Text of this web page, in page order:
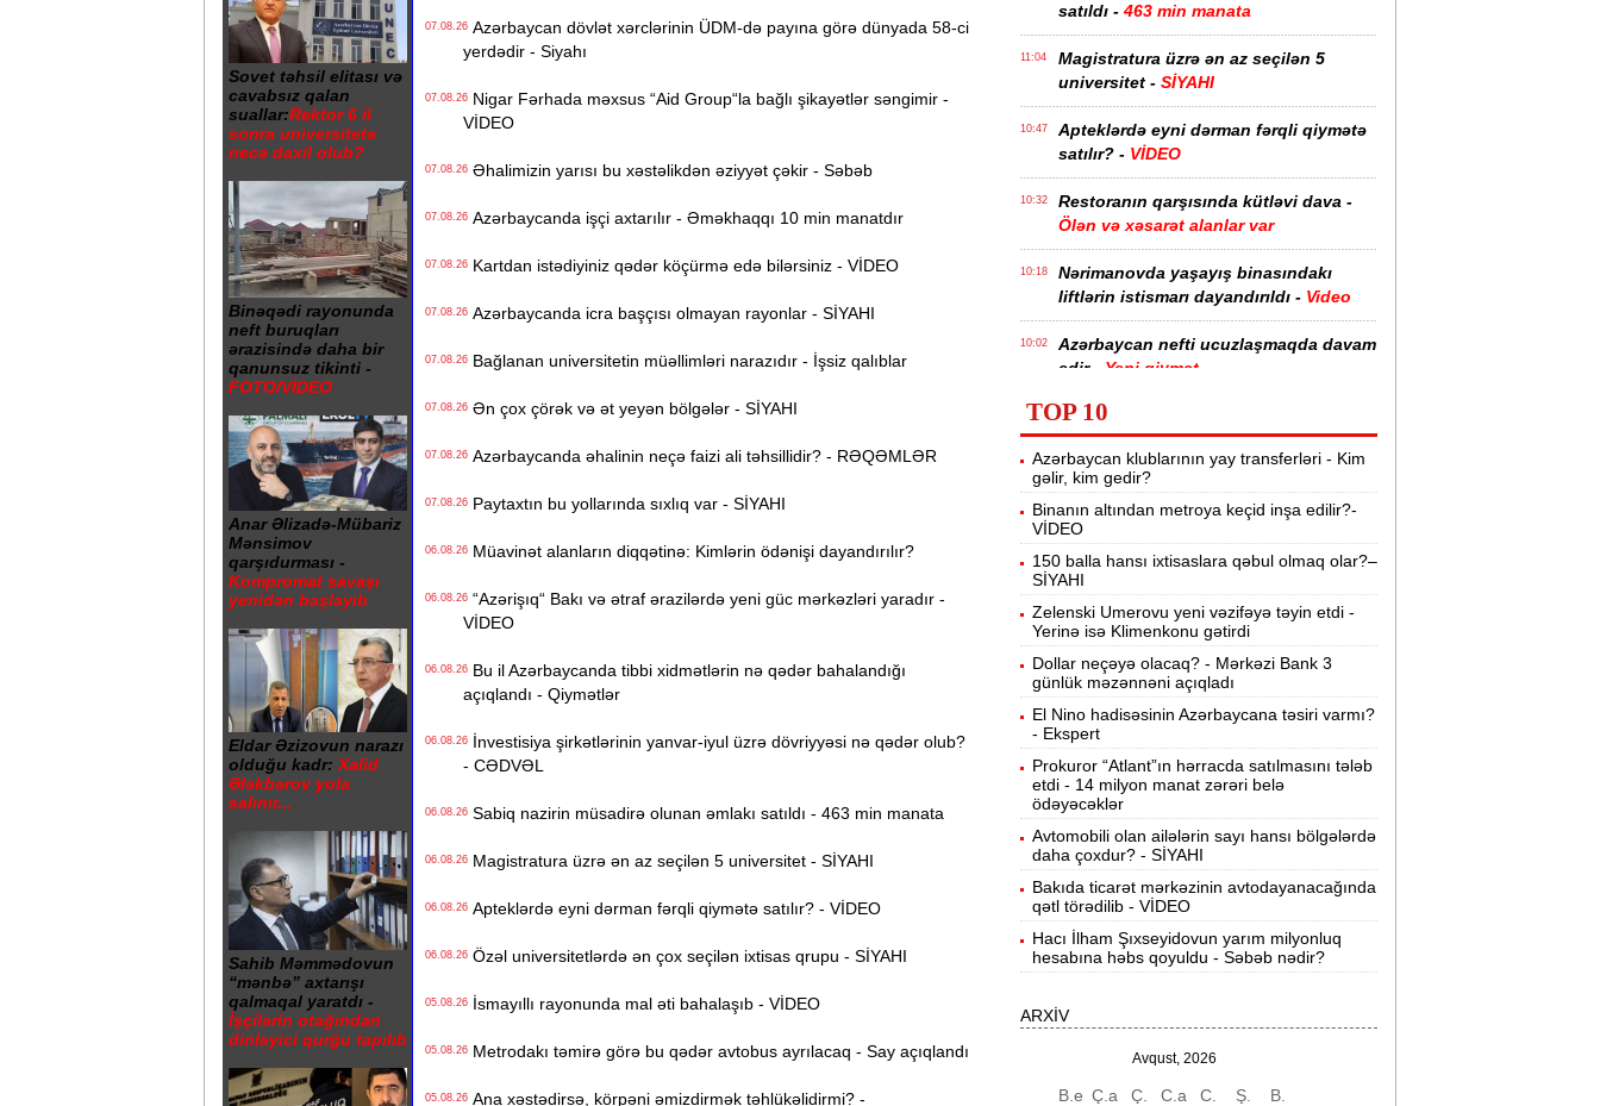
Sovet təhsil elitası və
cavabsız qalan
suallar:Rektor 6 il
sonra universitetə
necə daxil olub?
Binəqədi rayonunda
neft buruqları
ərazisində daha bir
qanunsuz tikinti -
FOTO/VİDEO
Anar Əlizadə-Mübariz
Mənsimov
qarşıdurması -
Kompromat savaşı
yenidən başlayıb
Eldar Əzizovun narazı
olduğu kadr: Xalid
Ələkbərov yola
salınır...
Sahib Məmmədovun
“mənbə” axtarışı
qalmaqal yaratdı -
İşçilərin otağından
dinləyici qurğu tapılıb
07.08.26Azərbaycan dövlət xərclərinin ÜDM-də payına görə dünyada 58-ci
yerdədir - Siyahı
07.08.26Nigar Fərhada məxsus “Aid Group“la bağlı şikayətlər səngimir -
VİDEO
07.08.26Əhalimizin yarısı bu xəstəlikdən əziyyət çəkir - Səbəb
07.08.26Azərbaycanda işçi axtarılır - Əməkhaqqı 10 min manatdır
07.08.26Kartdan istədiyiniz qədər köçürmə edə bilərsiniz - VİDEO
07.08.26Azərbaycanda icra başçısı olmayan rayonlar - SİYAHI
07.08.26Bağlanan universitetin müəllimləri narazıdır - İşsiz qalıblar
07.08.26Ən çox çörək və ət yeyən bölgələr - SİYAHI
07.08.26Azərbaycanda əhalinin neçə faizi ali təhsillidir? - RƏQƏMLƏR
07.08.26Paytaxtın bu yollarında sıxlıq var - SİYAHI
06.08.26Müavinət alanların diqqətinə: Kimlərin ödənişi dayandırılır?
06.08.26“Azərişıq“ Bakı və ətraf ərazilərdə yeni güc mərkəzləri yaradır -
VİDEO
06.08.26Bu il Azərbaycanda tibbi xidmətlərin nə qədər bahalandığı
açıqlandı - Qiymətlər
06.08.26İnvestisiya şirkətlərinin yanvar-iyul üzrə dövriyyəsi nə qədər olub?
- CƏDVƏL
06.08.26Sabiq nazirin müsadirə olunan əmlakı satıldı - 463 min manata
06.08.26Magistratura üzrə ən az seçilən 5 universitet - SİYAHI
06.08.26Apteklərdə eyni dərman fərqli qiymətə satılır? - VİDEO
06.08.26Özəl universitetlərdə ən çox seçilən ixtisas qrupu - SİYAHI
05.08.26İsmayıllı rayonunda mal əti bahalaşıb - VİDEO
05.08.26Metrodakı təmirə görə bu qədər avtobus ayrılacaq - Say açıqlandı
05.08.26Ana xəstədirsə, körpəni əmizdirmək təhlükəlidirmi? -
satıldı - 463 min manata
11:04
Magistratura üzrə ən az seçilən 5
universitet - SİYAHI
10:47
Apteklərdə eyni dərman fərqli qiymətə
satılır? - VİDEO
10:32
Restoranın qarşısında kütləvi dava -
Ölən və xəsarət alanlar var
10:18
Nərimanovda yaşayış binasındakı
liftlərin istismarı dayandırıldı - Video
10:02
Azərbaycan nefti ucuzlaşmaqda davam
edir - Yeni qiymət
Ceyhun Bayramov Kiyevdə -
9:30
“Netanyahu ilə aramızda fikir ayrılıqları
olur“ -Cey Di Vens
9:16
ABŞ Mərkəzi Kəşfiyyat İdarəsi gizli
əməliyyat qrupu yaradıb -Kuba üzrə
9:00
Özəl universitetlərdə ən çox seçilən
ixtisas qrupu -SİYAHI
23:55
Məşhurlar instaqramda bunları
paylaşdılar -FOTOLAR
23:47
“ABŞ ilə İsrail İranı 48 saat ərzində ələ
keçirmək istəyirdi“ -Pezeşkian
23:39
Süni intellekt dünyanın ən güclü
kəşfiyyat xidmətlərini sıraladı -SİYAHI
23:24 Çempionlar Liqası:“Sabah“ səfərdə
“Orhus“a məğlub olub
23:04 Tbilisi-Bakı qatarı yenə gecikdi -
Şəmsi Səmədzadə danışdı:O daha
mənim həyat yoldaşım deyil - VİDEO
TOP 10
Azərbaycan klublarının yay transferləri - Kim
gəlir, kim gedir?
Binanın altından metroya keçid inşa edilir?-
VİDEO
150 balla hansı ixtisaslara qəbul olmaq olar?–
SİYAHI
Zelenski Umerovu yeni vəzifəyə təyin etdi -
Yerinə isə Klimenkonu gətirdi
Dollar neçəyə olacaq? - Mərkəzi Bank 3
günlük məzənnəni açıqladı
El Nino hadisəsinin Azərbaycana təsiri varmı?
- Ekspert
Prokuror “Atlant”ın hərracda satılmasını tələb
etdi - 14 milyon manat zərəri belə
ödəyəcəklər
Avtomobili olan ailələrin sayı hansı bölgələrdə
daha çoxdur? - SİYAHI
Bakıda ticarət mərkəzinin avtodayanacağında
qətl törədilib - VİDEO
Hacı İlham Şıxseyidovun yarım milyonluq
hesabına həbs qoyuldu - Səbəb nədir?
ARXİV
Avqust, 2026
B.e Ç.a Ç. C.a C. Ş. B.